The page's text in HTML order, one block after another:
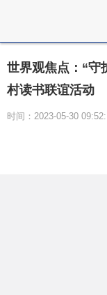
世界观焦点：“守
村读书联谊活动
时间：2023-05-30